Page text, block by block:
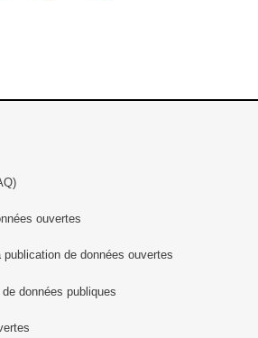
ouvertes
de données ouvertes
données publiques